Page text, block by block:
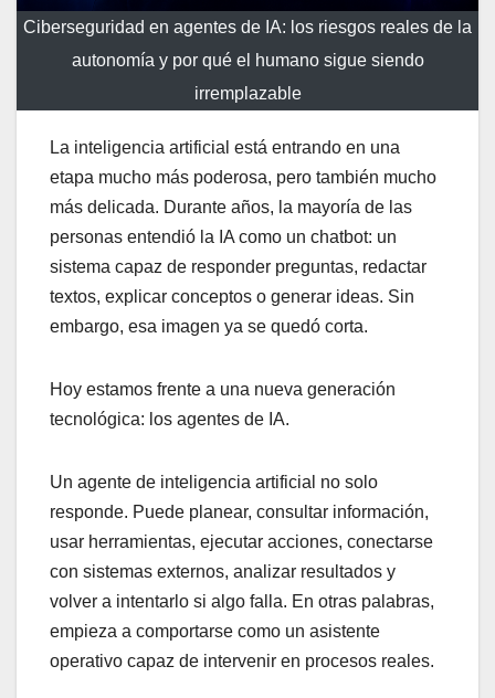
Ciberseguridad en agentes de IA: los riesgos reales de la
autonomía y por qué el humano sigue siendo
irremplazable
La inteligencia artificial está entrando en una
etapa mucho más poderosa, pero también mucho
más delicada. Durante años, la mayoría de las
personas entendió la IA como un chatbot: un
sistema capaz de responder preguntas, redactar
textos, explicar conceptos o generar ideas. Sin
embargo, esa imagen ya se quedó corta.
Hoy estamos frente a una nueva generación
tecnológica: los agentes de IA.
Un agente de inteligencia artificial no solo
responde. Puede planear, consultar información,
usar herramientas, ejecutar acciones, conectarse
con sistemas externos, analizar resultados y
volver a intentarlo si algo falla. En otras palabras,
empieza a comportarse como un asistente
operativo capaz de intervenir en procesos reales.